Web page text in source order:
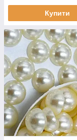
Купити